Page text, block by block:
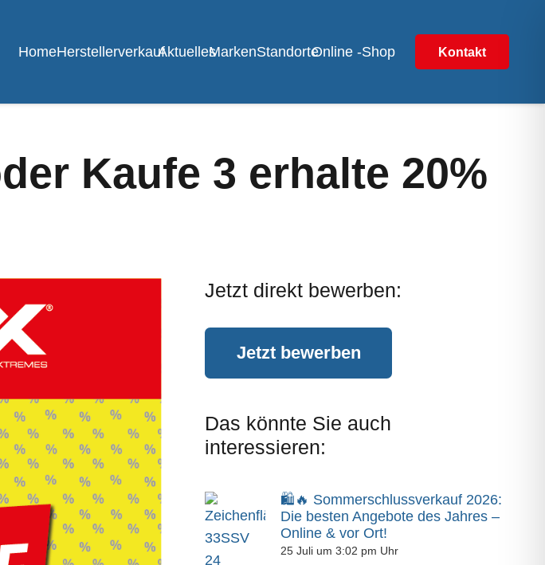
HomeHerstellerverkaufAktuellesMarkenStandorteOnline -Shop Kontakt
Kaufe 3 erhalte 20%
Jetzt direkt bewerben:
Jetzt bewerben
Das könnte Sie auch
interessieren:
🛍️🔥 Sommerschlussverkauf 2026:
Die besten Angebote des Jahres –
Online & vor Ort!
25 Juli um 3:02 pm Uhr